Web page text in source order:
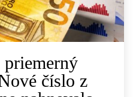
číslo z